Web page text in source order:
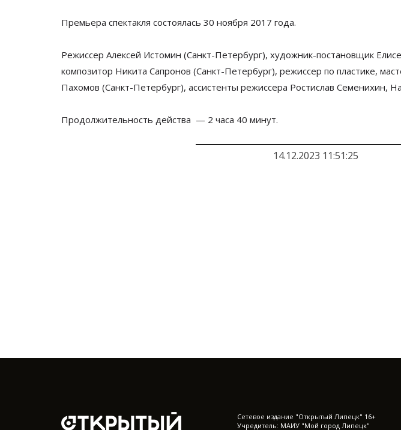
Премьера спектакля состоялась 30 ноября 2017 года.
Режиссер Алексей Истомин (Санкт-Петербург), художник-постановщик
композитор Никита Сапронов (Санкт-Петербург), режиссер по пластике,
Пахомов (Санкт-Петербург), ассистенты режиссера Ростислав Семенихин,
Продолжительность действа — 2 часа 40 минут.
14.12.2023 11:51:25
Cетевое издание "Открытый Липецк" 16+
Учредитель: МАИУ "Мой город Липецк"